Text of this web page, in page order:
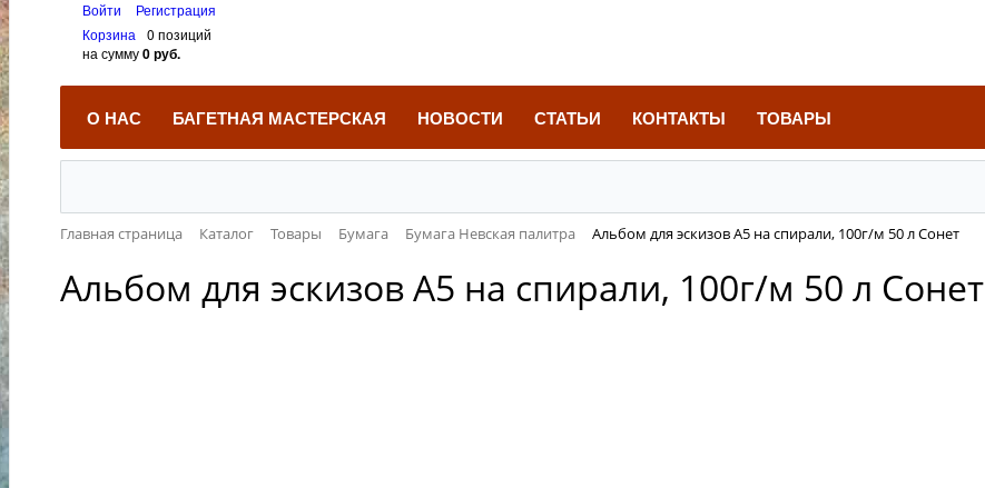
Войти
Регистрация
Корзина
0 позиций
на сумму0 руб.
О НАС БАГЕТНАЯ МАСТЕРСКАЯ НОВОСТИ СТАТЬИ КОНТАКТЫ ТОВАРЫ
Главная страница Каталог Товары Бумага Бумага Невская палитра Альбом для эскизов А5 на спирали, 100г/м 50 л Сонет
Альбом для эскизов А5 на спирали, 100г/м 50 л Сонет